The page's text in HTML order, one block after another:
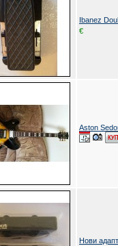
Ibanez
€
Aston
Нови